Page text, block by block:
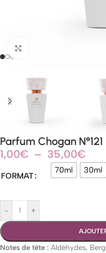
Parfum Chogan N°121
1,00€ – 35,00€
FORMAT
70ml 30ml
- +
Notes de tête : Aldéhydes,